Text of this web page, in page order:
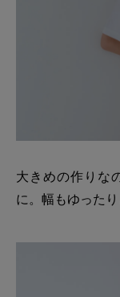
大きめの作りな
に。幅もゆったり